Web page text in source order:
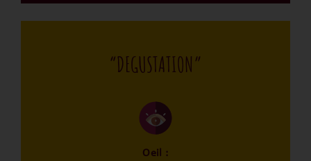
“DEGUSTATION”
Oeil :